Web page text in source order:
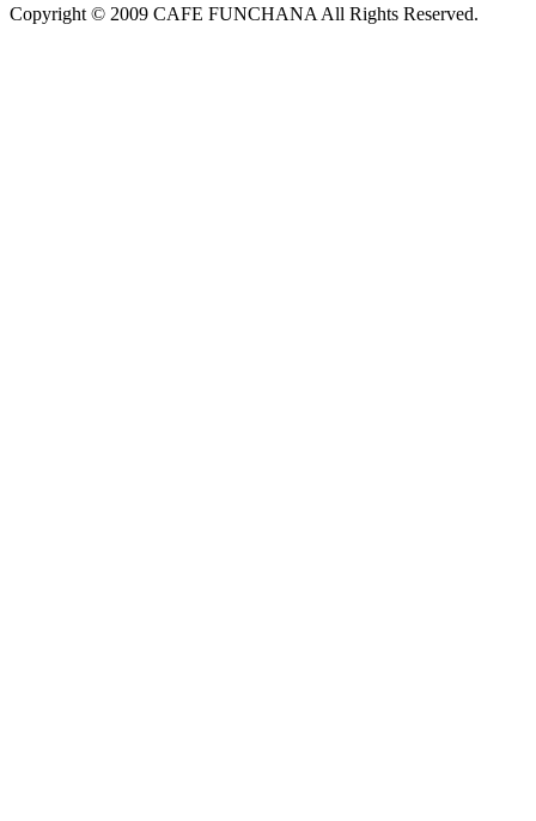
Copyright © 2009 CAFE FUNCHANA All Rights Reserved.